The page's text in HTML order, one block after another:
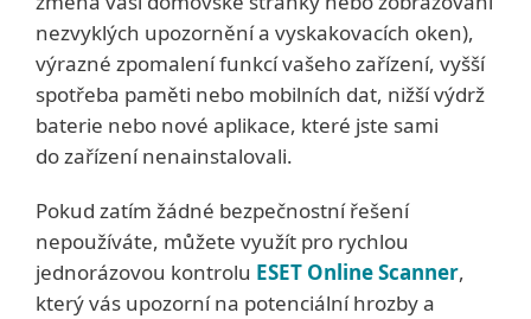
nezvyklých upozornění a vyskakovacích oken),
výrazné zpomalení funkcí vašeho zařízení, vyšší
spotřeba paměti nebo mobilních dat, nižší výdrž
baterie nebo nové aplikace, které jste sami
do zařízení nenainstalovali.
Pokud zatím žádné bezpečnostní řešení
nepoužíváte, můžete využít pro rychlou
jednorázovou kontrolu ESET Online Scanner,
který vás upozorní na potenciální hrozby a